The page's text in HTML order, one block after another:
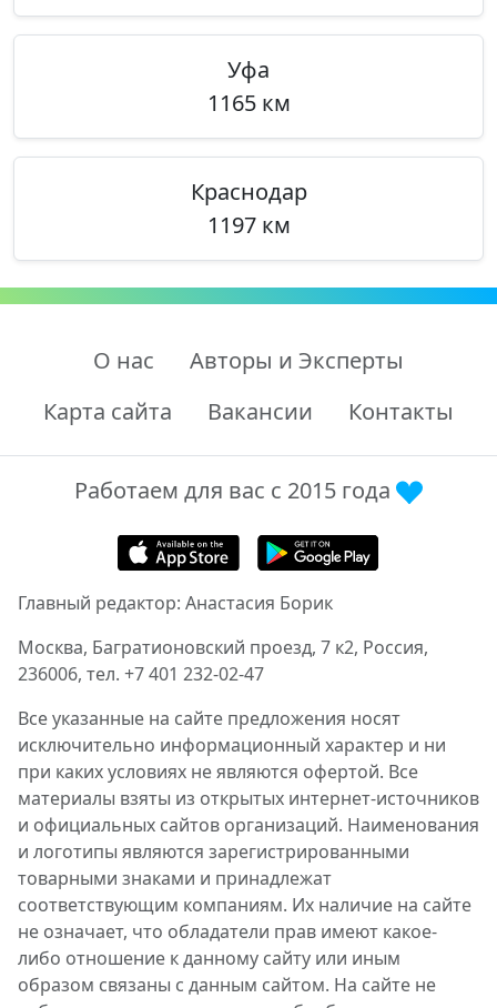
Уфа
1165 км
Краснодар
1197 км
О нас
Авторы и Эксперты
Карта сайта
Вакансии Контакты
Работаем для вас с 2015 года
Главный редактор: Анастасия Борик
Москва, Багратионовский проезд, 7 к2, Россия,
236006, тел. +7 401 232-02-47
Все указанные на сайте предложения носят
исключительно информационный характер и ни
при каких условиях не являются офертой. Все
материалы взяты из открытых интернет-источников
и официальных сайтов организаций. Наименования
и логотипы являются зарегистрированными
товарными знаками и принадлежат
соответствующим компаниям. Их наличие на сайте
не означает, что обладатели прав имеют какое-
либо отношение к данному сайту или иным
образом связаны с данным сайтом. На сайте не